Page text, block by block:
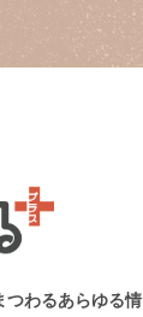
つわるあらゆる情